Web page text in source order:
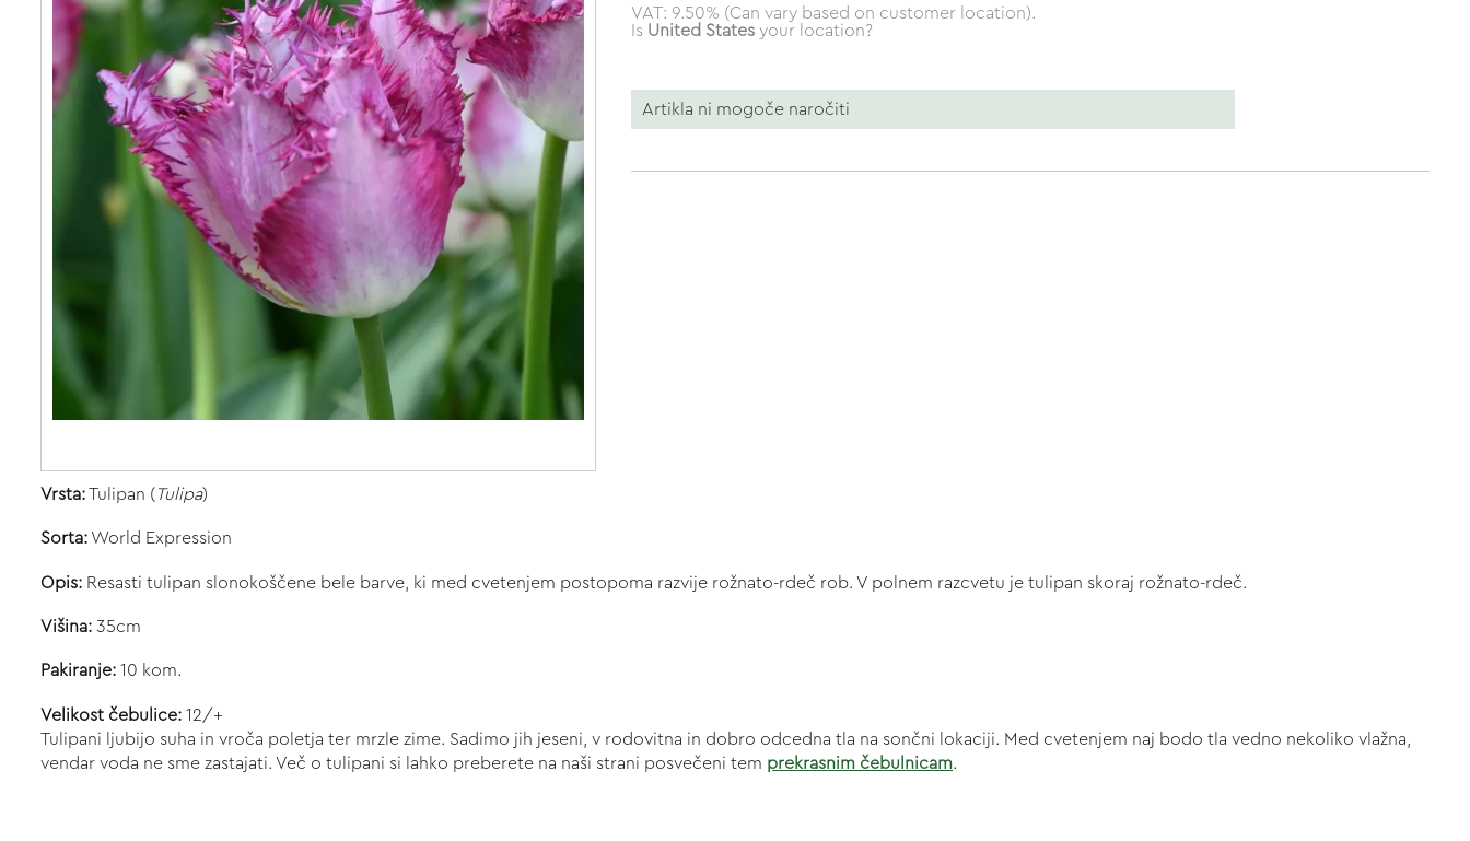
VAT: 9.50% (Can vary based on customer location).
Is United States your location?
Artikla ni mogoče naročiti
Vrsta:Tulipan ( Tulipa)
Sorta: World Expression
Opis: Resasti tulipan slonokoščene bele barve, ki med cvetenjem postopoma razvije rožnato-rdeč rob. V polnem razcvetu je tulipan skoraj rožnato-rdeč.
Višina: 35cm
Pakiranje: 10 kom.
Velikost čebulice: 12/+
Tulipani ljubijo suha in vroča poletja ter mrzle zime. Sadimo jih jeseni, v rodovitna in dobro odcedna tla na sončni lokaciji. Med cvetenjem naj bodo tla vedno nekoliko vlažna,
vendar voda ne sme zastajati. Več o tulipani si lahko preberete na naši strani posvečeni tem prekrasnim čebulnicam.